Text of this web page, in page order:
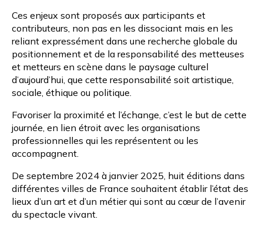
Ces enjeux sont proposés aux participants et
contributeurs, non pas en les dissociant mais en les
reliant expressément dans une recherche globale du
positionnement et de la responsabilité des metteuses
et metteurs en scène dans le paysage culturel
d’aujourd’hui, que cette responsabilité soit artistique,
sociale, éthique ou politique.
Favoriser la proximité et l’échange, c’est le but de cette
journée, en lien étroit avec les organisations
professionnelles qui les représentent ou les
accompagnent.
De septembre 2024 à janvier 2025, huit éditions dans
différentes villes de France souhaitent établir l’état des
lieux d’un art et d’un métier qui sont au cœur de l’avenir
du spectacle vivant.